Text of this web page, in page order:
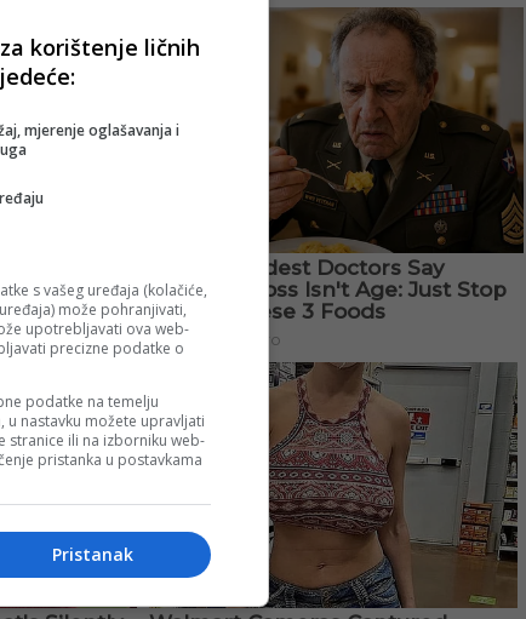
korištenje ličnih
mjerenje oglašavanja i
s vašeg uređaja (kolačiće,
može pohranjivati,
upotrebljavati ova web-
precizne podatke o
podatke na temelju
u nastavku možete upravljati
stranice ili na izborniku web-
pristanka u postavkama
Pristanak